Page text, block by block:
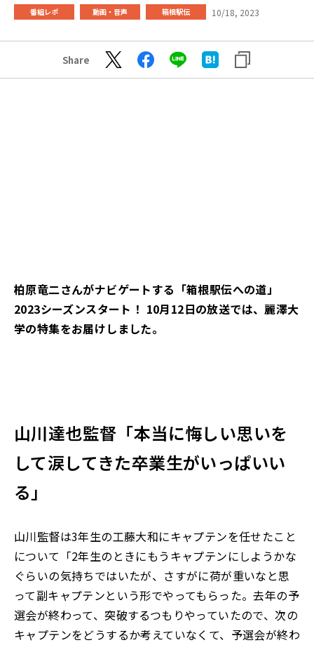
番組レポ 動画・音声 箱根駅伝 10/18, 2023
Share
柏原竜二さんがナビゲートする「箱根駅伝への道」
2023シーズンスタート！ 10月12日の放送では、麗澤大
学の特集をお届けしました。
山川達也監督「本当に悔しい思いを
して涙してきた卒業生がいっぱいい
る」
山川監督は3年生の工藤大和にキャプテンを任せたこと
について「2年生のときにもうキャプテンにしようかな
ぐらいの気持ちではいたが、さすがに荷が重いなと思
って副キャプテンという形でやってもらった。去年の予
選会が終わって、突破するつもりやっていたので、次の
キャプテンをどうするか考えていなくて、予選会が終わ